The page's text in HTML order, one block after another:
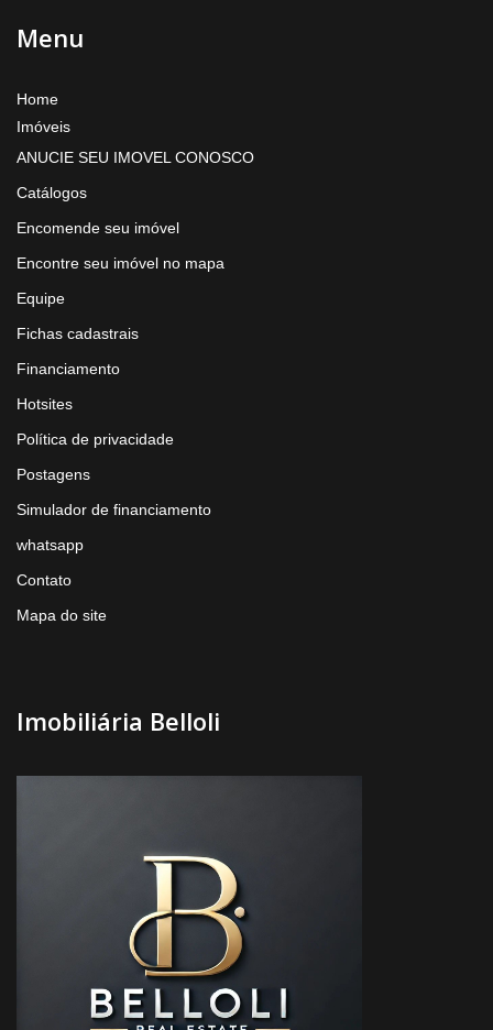
Menu
Home
Imóveis
ANUCIE SEU IMOVEL CONOSCO
Catálogos
Encomende seu imóvel
Encontre seu imóvel no mapa
Equipe
Fichas cadastrais
Financiamento
Hotsites
Política de privacidade
Postagens
Simulador de financiamento
whatsapp
Contato
Mapa do site
Imobiliária Belloli